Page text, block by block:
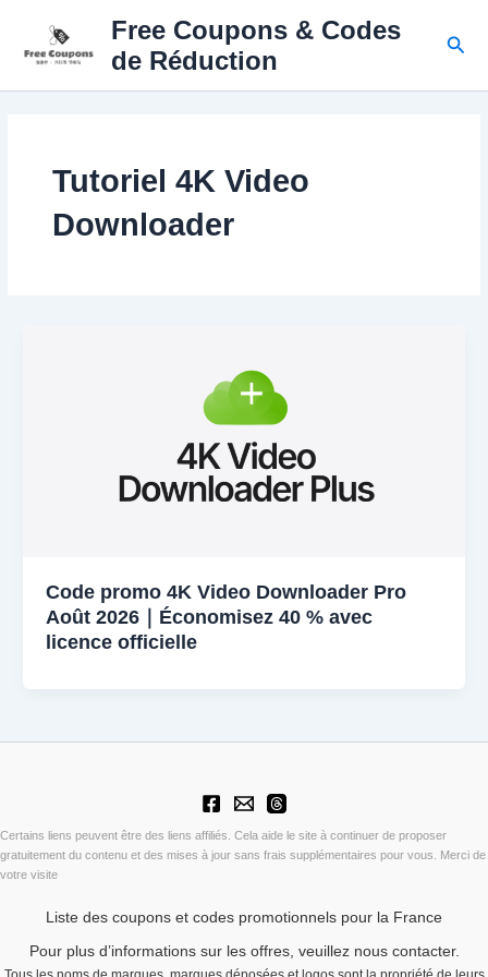
content
Free Coupons & Codes
de Réduction
Tutoriel 4K Video
Downloader
Code promo 4K Video Downloader Pro
Août 2026｜Économisez 40 % avec
licence officielle
Certains liens peuvent être des liens affiliés. Cela aide le site à continuer de proposer
gratuitement du contenu et des mises à jour sans frais supplémentaires pour vous. Merci de
votre visite
Liste des coupons et codes promotionnels pour la France
Pour plus d’informations sur les offres, veuillez nous contacter.